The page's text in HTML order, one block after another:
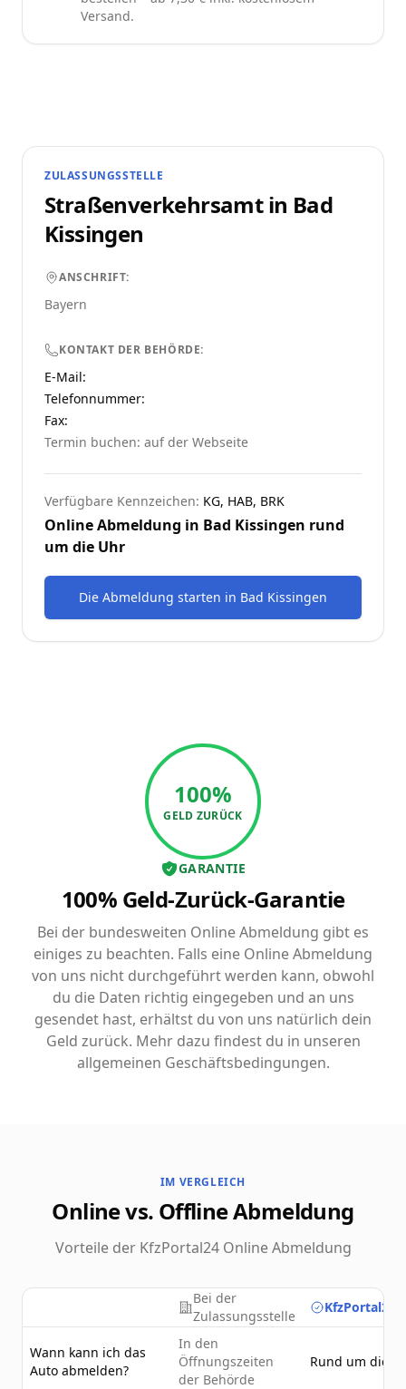
Versand.
ZULASSUNGSSTELLE
Straßenverkehrsamt in Bad
Kissingen
ANSCHRIFT:
Bayern
KONTAKT DER BEHÖRDE:
E-Mail:
Telefonnummer:
Fax:
Termin buchen: auf der Webseite
Verfügbare Kennzeichen: KG, HAB, BRK
Online Abmeldung in Bad Kissingen rund
um die Uhr
Die Abmeldung starten in Bad Kissingen
100%
GELD ZURÜCK
GARANTIE
100% Geld-Zurück-Garantie
Bei der bundesweiten Online Abmeldung gibt es
einiges zu beachten. Falls eine Online Abmeldung
von uns nicht durchgeführt werden kann, obwohl
du die Daten richtig eingegeben und an uns
gesendet hast, erhältst du von uns natürlich dein
Geld zurück. Mehr dazu findest du in unseren
allgemeinen Geschäftsbedingungen.
IM VERGLEICH
Online vs. Offline Abmeldung
Vorteile der KfzPortal24 Online Abmeldung
Bei der
Zulassungsstelle
Wann kann ich das
Auto abmelden?
In den
Öffnungszeiten
der Behörde
Rund um die